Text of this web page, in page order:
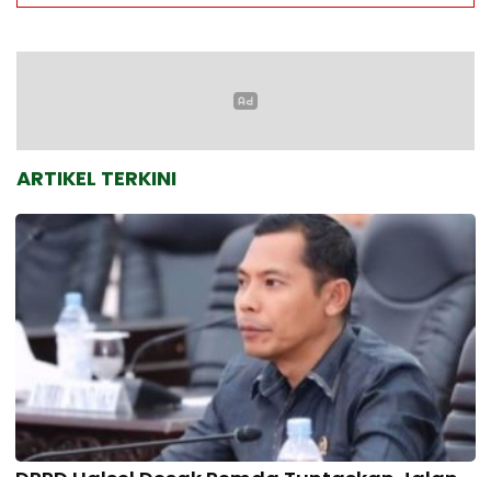
ARTIKEL TERKINI